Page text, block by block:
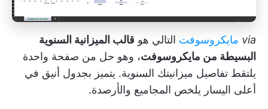
via مايكروسوفت التالي هو قالب الميزانية السنوية
البسيطة من مايكروسوفت، وهو حل من صفحة واحدة
يلتقط تفاصيل ميزانيتك السنوية. يتميز بجدول أنيق في
أعلى اليسار يلخص المجاميع والأرصدة.